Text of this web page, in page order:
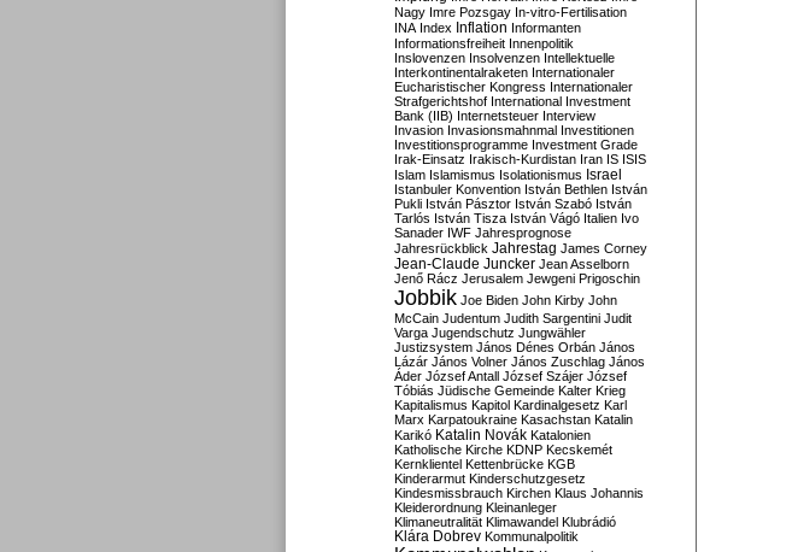
Nagy Imre Pozsgay In-vitro-Fertilisation
INA Index Inflation Informanten
Informationsfreiheit Innenpolitik
Inslovenzen Insolvenzen Intellektuelle
Interkontinentalraketen Internationaler
Eucharistischer Kongress Internationaler
Strafgerichtshof International Investment
Bank (IIB) Internetsteuer Interview
Invasion Invasionsmahnmal Investitionen
Investitionsprogramme Investment Grade
Irak-Einsatz Irakisch-Kurdistan Iran IS ISIS
Islam Islamismus Isolationismus Israel
Istanbuler Konvention István Bethlen István
Pukli István Pásztor István Szabó István
Tarlós István Tisza István Vágó Italien Ivo
Sanader IWF Jahresprognose
Jahresrückblick Jahrestag James Corney
Jean-Claude Juncker Jean Asselborn
Jenő Rácz Jerusalem Jewgeni Prigoschin
Jobbik Joe Biden John Kirby John
McCain Judentum Judith Sargentini Judit
Varga Jugendschutz Jungwähler
Justizsystem János Dénes Orbán János
Lázár János Volner János Zuschlag János
Áder József Antall József Szájer József
Tóbiás Jüdische Gemeinde Kalter Krieg
Kapitalismus Kapitol Kardinalgesetz Karl
Marx Karpatoukraine Kasachstan Katalin
Karikó Katalin Novák Katalonien
Katholische Kirche KDNP Kecskemét
Kernklientel Kettenbrücke KGB
Kinderarmut Kinderschutzgesetz
Kindesmissbrauch Kirchen Klaus Johannis
Kleiderordnung Kleinanleger
Klimaneutralität Klimawandel Klubrádió
Klára Dobrev Kommunalpolitik